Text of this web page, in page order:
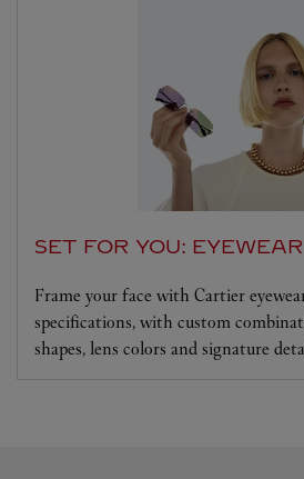
SET FOR YOU: EYEWEAR
Frame your face with Cartier
specifications, with custom
shapes, lens colors and signature